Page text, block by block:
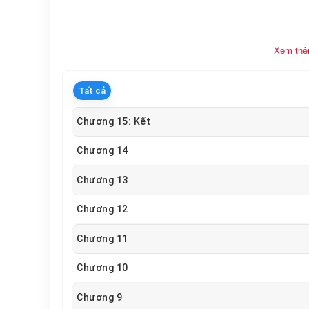
Xem
Tất cả
Chương 15: Kết
Chương 14
Chương 13
Chương 12
Chương 11
Chương 10
Chương 9